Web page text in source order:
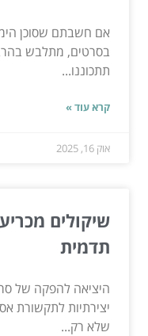
אם חשבתם שסוכן
בסרטים, מתלבש
תתכוננו...
קרא עוד »
אוק 16, 2025
שיקולים
תדמית
היציאה להפקה של
יצירתיות לתקשורת
שלא רק...